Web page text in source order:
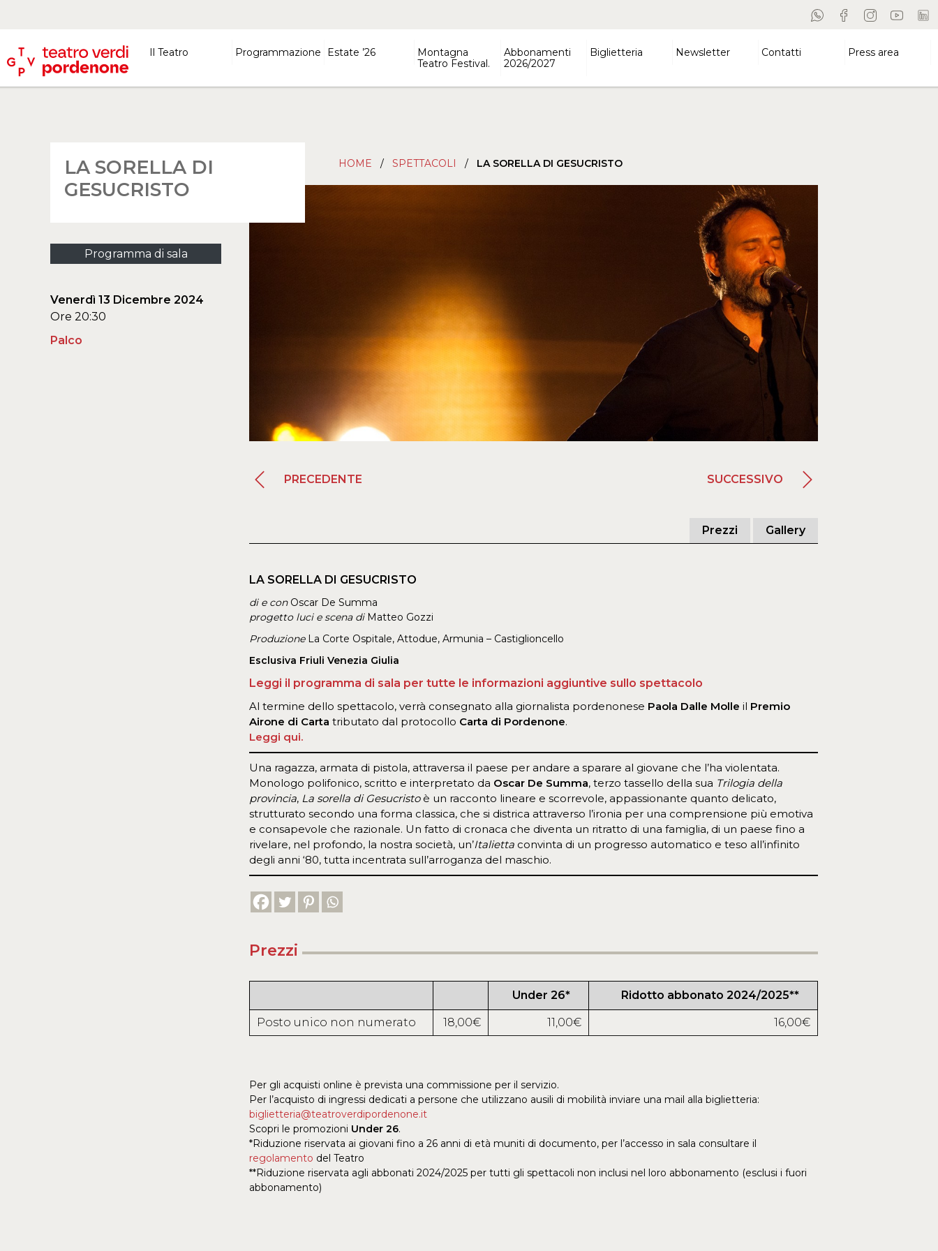
Il Teatro Programmazione Estate ’26
Montagna
Teatro Festival.
Abbonamenti
2026/2027
Biglietteria Newsletter Contatti Press area
LA SORELLA DI
GESUCRISTO
Programma di sala
Venerdì 13 Dicembre 2024
Ore 20:30
Palco
HOME / SPETTACOLI / LA SORELLA DI GESUCRISTO
PRECEDENTE SUCCESSIVO
Prezzi Gallery
LA SORELLA DI GESUCRISTO
di e conOscar De Summa
progetto luci e scena diMatteo Gozzi
Produzione La Corte Ospitale, Attodue, Armunia – Castiglioncello
Esclusiva Friuli Venezia Giulia
Leggi il programma di sala per tutte le informazioni aggiuntive sullo spettacolo
Al termine dello spettacolo, verrà consegnato alla giornalista pordenonese Paola Dalle Molle il Premio
Airone di Carta tributato dal protocollo Carta di Pordenone.
Leggi qui.
Una ragazza, armata di pistola, attraversa il paese per andare a sparare al giovane che l’ha violentata.
Monologo polifonico, scritto e interpretato da Oscar De Summa, terzo tassello della sua Trilogia della
provincia, La sorella di Gesucristoè un racconto lineare e scorrevole, appassionante quanto delicato,
strutturato secondo una forma classica, che si districa attraverso l’ironia per una comprensione più emotiva
e consapevole che razionale. Un fatto di cronaca che diventa un ritratto di una famiglia, di un paese fino a
rivelare, nel profondo, la nostra società, un’Italietta convinta di un progresso automatico e teso all’infinito
degli anni ‘80, tutta incentrata sull’arroganza del maschio.
Prezzi
Under 26* Ridotto abbonato 2024/2025**
Posto unico non numerato 18,00€ 11,00€ 16,00€
Per gli acquisti online è prevista una commissione per il servizio.
Per l’acquisto di ingressi dedicati a persone che utilizzano ausili di mobilità inviare una mail alla biglietteria:
biglietteria@teatroverdipordenone.it
Scopri le promozioni Under 26.
*Riduzione riservata ai giovani fino a 26 anni di età muniti di documento, per l’accesso in sala consultare il
regolamento del Teatro
**Riduzione riservata agli abbonati 2024/2025 per tutti gli spettacoli non inclusi nel loro abbonamento (esclusi i fuori
abbonamento)